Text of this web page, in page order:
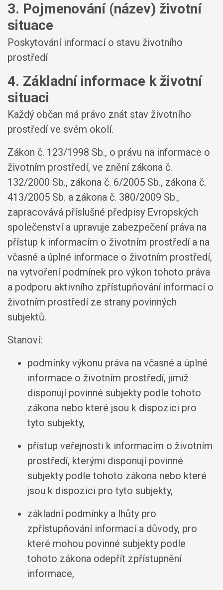
3. Pojmenování (název) životní
situace
Poskytování informací o stavu životního
prostředí
4. Základní informace k životní
situaci
Každý občan má právo znát stav životního
prostředí ve svém okolí.
Zákon č. 123/1998 Sb., o právu na informace o
životním prostředí, ve znění zákona č.
132/2000 Sb., zákona č. 6/2005 Sb., zákona č.
413/2005 Sb. a zákona č. 380/2009 Sb.,
zapracovává příslušné předpisy Evropských
společenství a upravuje zabezpečení práva na
přístup k informacím o životním prostředí a na
včasné a úplné informace o životním prostředí,
na vytvoření podmínek pro výkon tohoto práva
a podporu aktivního zpřístupňování informací o
životním prostředí ze strany povinných
subjektů.
Stanoví:
podmínky výkonu práva na včasné a úplné
informace o životním prostředí, jimiž
disponují povinné subjekty podle tohoto
zákona nebo které jsou k dispozici pro
tyto subjekty,
přístup veřejnosti k informacím o životním
prostředí, kterými disponují povinné
subjekty podle tohoto zákona nebo které
jsou k dispozici pro tyto subjekty,
základní podmínky a lhůty pro
zpřístupňování informací a důvody, pro
které mohou povinné subjekty podle
tohoto zákona odepřít zpřístupnění
informace,